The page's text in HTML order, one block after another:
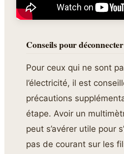
Conseils pour
Pour ceux qui ne sont
l’électricité, il est
précautions
étape. Avoir un
peut s’avérer utile pour
pas de courant sur les